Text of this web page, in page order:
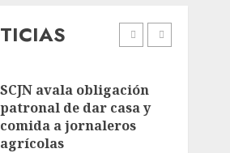
personal capacitado
AGOSTO 6, 2026
SCJN avala obligación
patronal de dar casa y
comida a jornaleros
agrícolas